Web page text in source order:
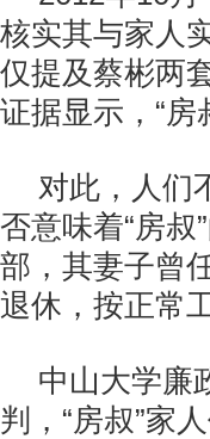
核实其与家人
仅提及蔡彬两
证据显示，“
对此，人们
否意味着“房叔
部，其妻子曾
退休，按正常
中山大学廉
判，“房叔”家